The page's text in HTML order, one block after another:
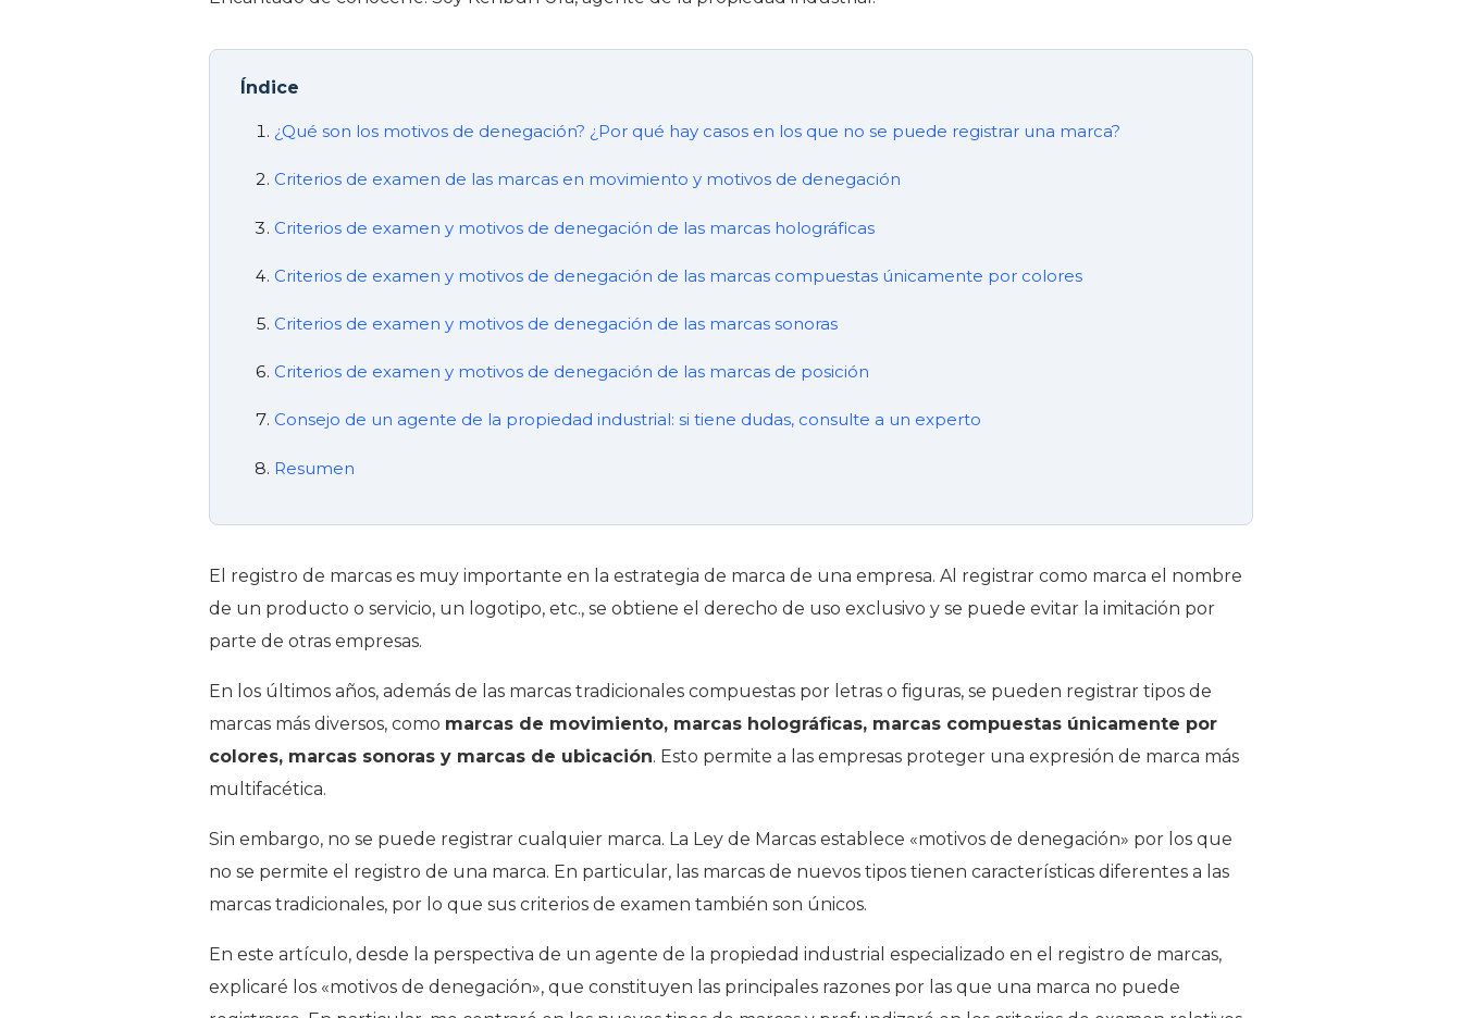
Índice
¿Qué son los motivos de denegación? ¿Por qué hay casos en los que no se puede registrar una marca?
Criterios de examen de las marcas en movimiento y motivos de denegación
Criterios de examen y motivos de denegación de las marcas holográficas
Criterios de examen y motivos de denegación de las marcas compuestas únicamente por colores
Criterios de examen y motivos de denegación de las marcas sonoras
Criterios de examen y motivos de denegación de las marcas de posición
Consejo de un agente de la propiedad industrial: si tiene dudas, consulte a un experto
Resumen
El registro de marcas es muy importante en la estrategia de marca de una empresa. Al registrar como marca el nombre
de un producto o servicio, un logotipo, etc., se obtiene el derecho de uso exclusivo y se puede evitar la imitación por
parte de otras empresas.
En los últimos años, además de las marcas tradicionales compuestas por letras o figuras, se pueden registrar tipos de
marcas más diversos, como marcas de movimiento, marcas holográficas, marcas compuestas únicamente por
colores, marcas sonoras y marcas de ubicación. Esto permite a las empresas proteger una expresión de marca más
multifacética.
Sin embargo, no se puede registrar cualquier marca. La Ley de Marcas establece «motivos de denegación» por los que
no se permite el registro de una marca. En particular, las marcas de nuevos tipos tienen características diferentes a las
marcas tradicionales, por lo que sus criterios de examen también son únicos.
En este artículo, desde la perspectiva de un agente de la propiedad industrial especializado en el registro de marcas,
explicaré los «motivos de denegación», que constituyen las principales razones por las que una marca no puede